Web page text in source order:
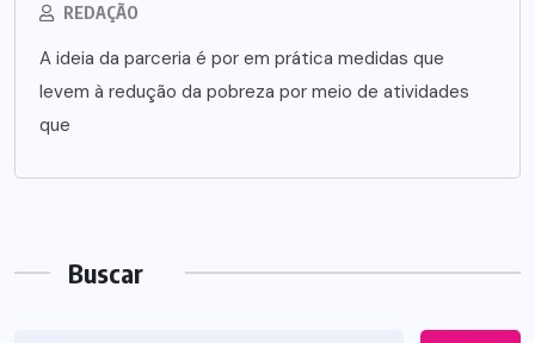
REDAÇÃO
A ideia da parceria é por em prática medidas que
levem à redução da pobreza por meio de atividades
que
Buscar